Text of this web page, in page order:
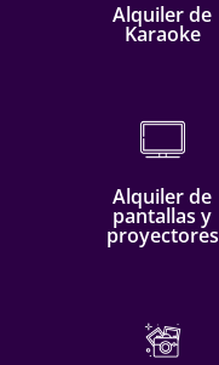
Alquiler de
Karaoke
Alquiler de
pantallas y
proyectores